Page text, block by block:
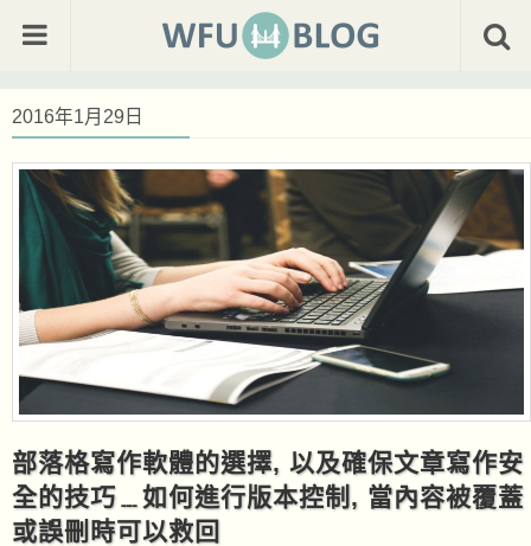
2016年1月29日
部落格寫作軟體的選擇, 以及確保文章寫作安
全的技巧﹍如何進行版本控制, 當內容被覆蓋
或誤刪時可以救回